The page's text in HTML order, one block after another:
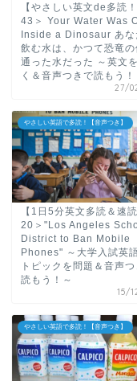
【やさしい英文de多読
43＞ Your Water Was
Inside a Dinosaur あな
飲む水は、かつて恐竜の
通った水だった ～英文
く＆音声つきで読もう！
27/
やさしい英語で多読！【音声つき】
【1日5分英文多読＆速
20＞"Los Angeles
District to Ban Mobile
Phones" ～大学入試英
トピックを問題＆音声
読もう！～
15/
やさしい英語で多読！【音声つき】